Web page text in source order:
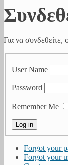
Για να
User Name
Password
Remember Me
Forgot your
Forgot your